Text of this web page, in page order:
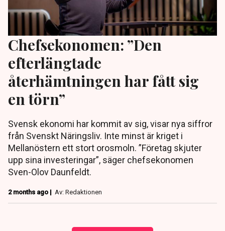
Chefsekonomen: ”Den
efterlängtade
återhämtningen har fått sig
en törn”
Svensk ekonomi har kommit av sig, visar nya siffror
från Svenskt Näringsliv. Inte minst är kriget i
Mellanöstern ett stort orosmoln. ”Företag skjuter
upp sina investeringar”, säger chefsekonomen
Sven-Olov Daunfeldt.
2 months ago | Av: Redaktionen